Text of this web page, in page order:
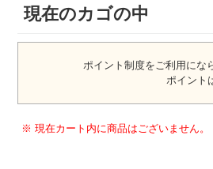
現在のカゴの中
ポイント制度をご利用にな
ポイント
※ 現在カート内に商品はございません。